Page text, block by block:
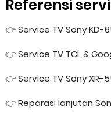
Referensi
👉Service TV Sony
👉Service TV TCL &
👉Service TV Sony XR-
👉Reparasi lanjutan